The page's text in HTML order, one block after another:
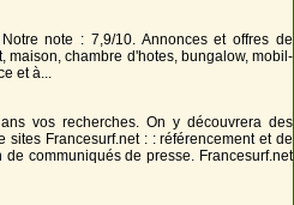
note : 7,9/10. Annonces et offres de
maison, chambre d'hotes, bungalow, mobil-
et à...
vos recherches. On y découvrera des
sites Francesurf.net : : référencement et de
communiqués de presse. Francesurf.net